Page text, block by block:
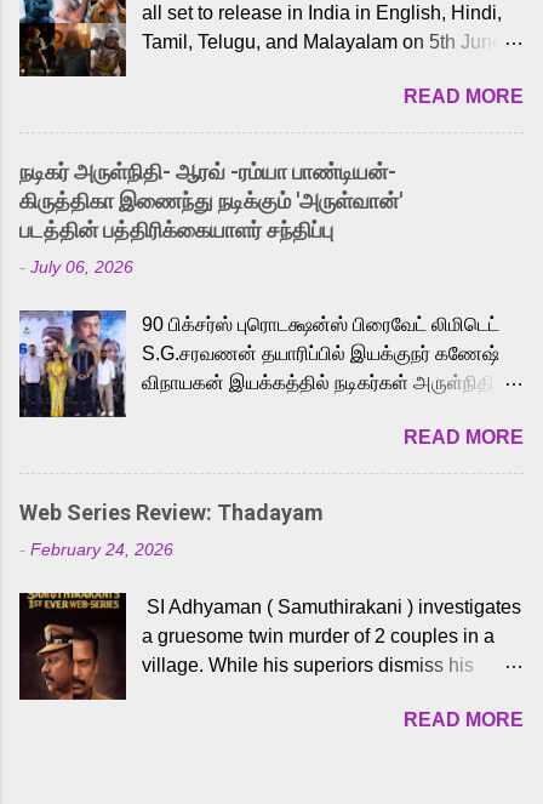
all set to release in India in English, Hindi,
Tamil, Telugu, and Malayalam on 5th June,
received a lot of love from cult He-Man fans
and offered audiences an exciting glimpse
into the world of Eternia, the recently
released Tamil trailer has also generated
strong excitement among Tamil audiences.
Adding to the growing buzz is the film’s
to the iconic superhero He-Man. Known for
memorable songs like “Behene De” from
Raavan, “Oru Maalai” from Ghajini, and
loved for his versatile voice and strong
command over multiple languages, making
him a strong fit for the legendary character.
cinema, voices the menacing Skeletor
across the Tamil, Malayalam, and Telugu
versions. Joining them is Action King Arjun...
READ MORE
நடிகர் அருள்நிதி- ஆரவ் -ரம்யா பாண்டியன்-
கிருத்திகா இணைந்து நடிக்கும் 'அருள்வான்'
படத்தின் பத்திரிக்கையாளர் சந்திப்பு
- July 06, 2026
90 பிக்சர்ஸ் புரொடக்ஷன்ஸ் பிரைவேட் லிமிடெட்
S.G.சரவணன் தயாரிப்பில் இயக்குநர் கணேஷ்
விநாயகன் இயக்கத்தில் நடிகர்கள் அருள்நிதி -
முக்கிய வேடத்தில் இணைந்து நடித்திருக்கும்
'அருள்வான்' திரைப்படத்தினை
பத்திரிக்கையாளர் சந்திப்பு சென்னையில்
நடைபெற்றது. இயக்குநர் கணேஷ் விநாயகன்
இயக்கத்தில் உருவாகியுள்ள 'அருள்வான்'
வெங்கட், ரம்யா பாண்டியன், வி டி வி கணேஷ் ,
ஜான் விஜய், பேபி கிருத்திகா, 'பருத்திவீரன்'
சரவணன், ஹரிஷ் உத்தமன் உள்ளிட்ட பலர்
செய்திருக்கும் இந்த திரைப்படத்திற்கு ஜீ. வி.
READ MORE
Web Series Review: Thadayam
- February 24, 2026
SI Adhyaman ( Samuthirakani ) investigates
a gruesome twin murder of 2 couples in a
village. While his superiors dismiss his
Sshivada ) believes in him and makes him
READ MORE